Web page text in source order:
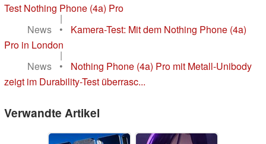
Test Nothing Phone (4a) Pro
|
News
•
Kamera-Test: Mit dem Nothing Phone (4a)
Pro in London
|
News
•
Nothing Phone (4a) Pro mit Metall-Unibody
zeigt im Durability-Test überrasc...
Verwandte Artikel